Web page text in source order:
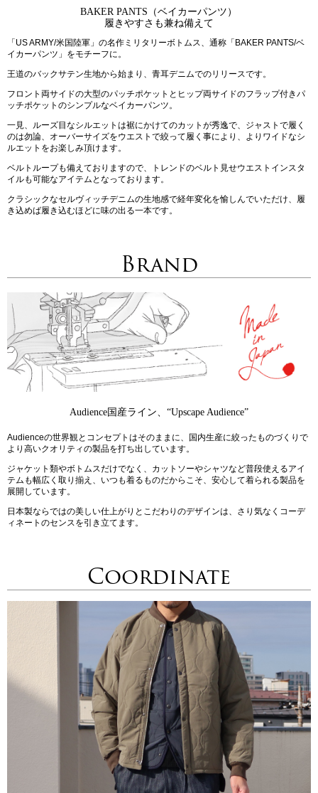
BAKER PANTS（ベイカーパンツ）
履きやすさも兼ね備えて
「US ARMY/米国陸軍」の名作ミリタリーボトムス、通称「BAKER PANTS/ベ
イカーパンツ」をモチーフに。
王道のバックサテン生地から始まり、青耳デニムでのリリースです。
フロント両サイドの大型のパッチポケットとヒップ両サイドのフラップ付きパ
ッチポケットのシンプルなベイカーパンツ。
一見、ルーズ目なシルエットは裾にかけてのカットが秀逸で、ジャストで履く
のは勿論、オーバーサイズをウエストで絞って履く事により、よりワイドなシ
ルエットをお楽しみ頂けます。
ベルトループも備えておりますので、トレンドのベルト見せウエストインスタ
イルも可能なアイテムとなっております。
クラシックなセルヴィッチデニムの生地感で経年変化を愉しんでいただけ、履
き込めば履き込むほどに味の出る一本です。
Brand
Audience国産ライン、“Upscape Audience”
Audienceの世界観とコンセプトはそのままに、国内生産に絞ったものづくりで
より高いクオリティの製品を打ち出しています。
ジャケット類やボトムスだけでなく、カットソーやシャツなど普段使えるアイ
テムも幅広く取り揃え、いつも着るものだからこそ、安心して着られる製品を
展開しています。
日本製ならではの美しい仕上がりとこだわりのデザインは、さり気なくコーデ
ィネートのセンスを引き立てます。
Coordinate